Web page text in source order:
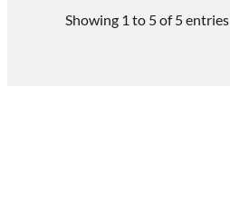
Showing 1 to 5 of 5 entries